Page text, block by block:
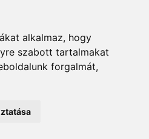
alkalmaz, hogy
szabott tartalmakat
forgalmát,